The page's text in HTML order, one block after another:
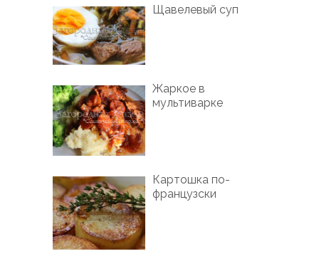
Щавелевый суп
Жаркое в
мультиварке
Картошка по-
французски